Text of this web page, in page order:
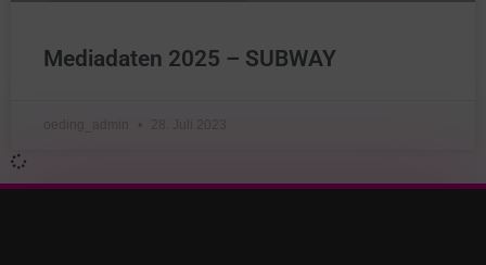
Mediadaten 2025 – SUBWAY